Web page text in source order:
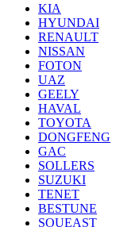
KIA
HYUNDAI
RENAULT
NISSAN
FOTON
UAZ
GEELY
HAVAL
TOYOTA
DONGFENG
GAC
SOLLERS
SUZUKI
TENET
BESTUNE
SOUEAST